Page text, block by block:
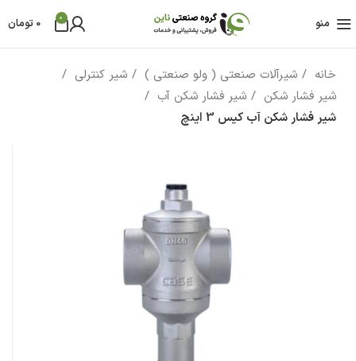
منو 0
0 تومان
خانه شیرآلات صنعتی ( ولو صنعتی )
شیر کنترلی
شیر فشار شکن
شیر فشار شکن آب
شیر فشار شکن آب کیس 3 اینچ